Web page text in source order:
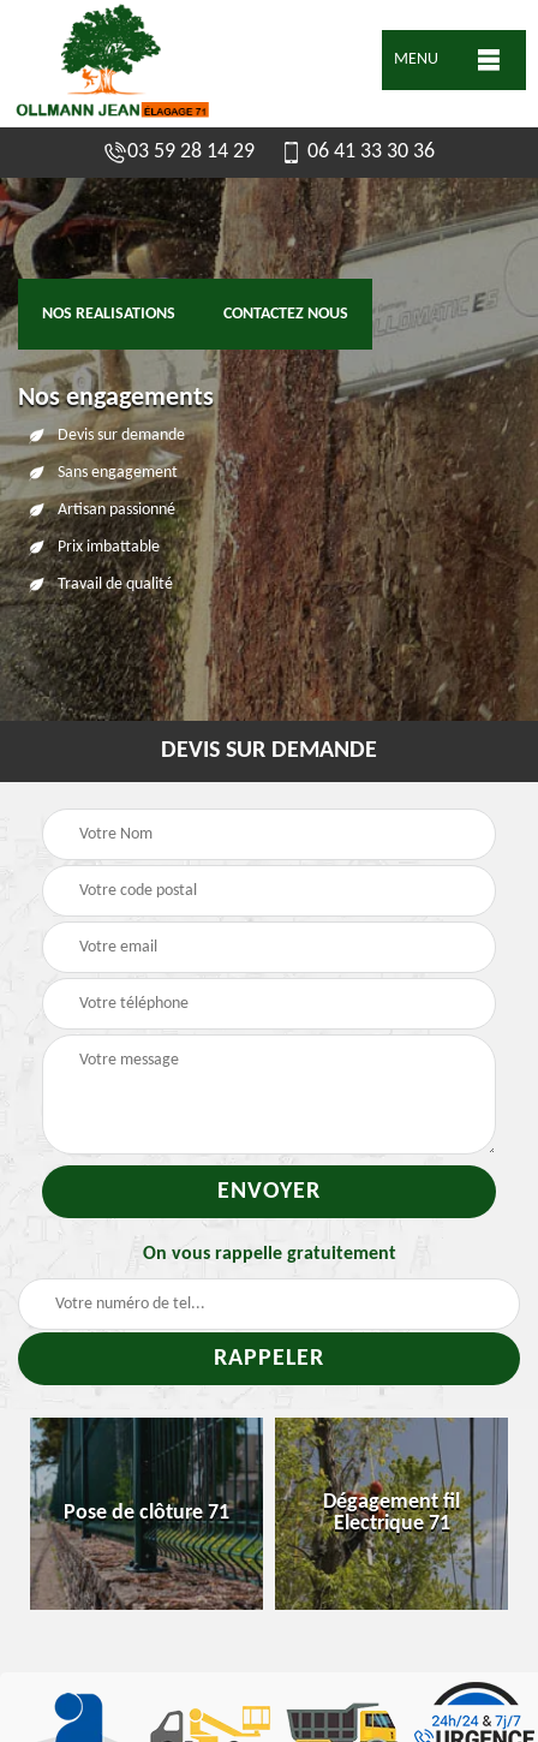
MENU
03 59 28 14 29 06 41 33 30 36
NOS REALISATIONS CONTACTEZ NOUS
Nos engagements
Devis sur demande
Sans engagement
Artisan passionné
Prix imbattable
Travail de qualité
DEVIS SUR DEMANDE
On vous rappelle gratuitement
Pose de clôture 71
Dégagement fil
Electrique 71